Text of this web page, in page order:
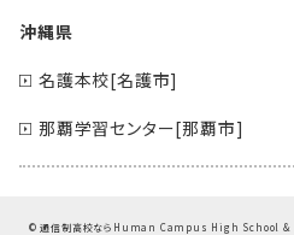
沖縄県
名護本校[名護市]
那覇学習センター[那覇市]
©通信制高校ならHuman Campus High School